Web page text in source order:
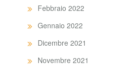
Febbraio 2022
Gennaio 2022
Dicembre 2021
Novembre 2021